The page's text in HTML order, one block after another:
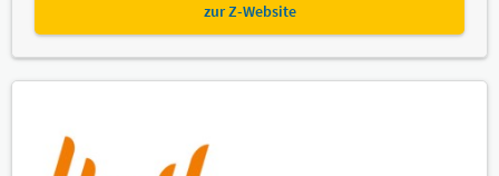
zur Z-Website